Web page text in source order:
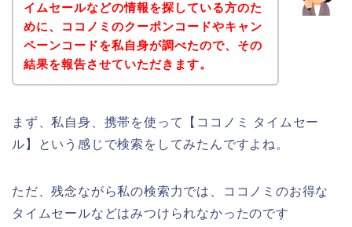
イムセールなどの情報を探している方のた
めに、ココノミのクーポンコードやキャン
ペーンコードを私自身が調べたので、その
結果を報告させていただきます。
まず、私自身、携帯を使って【ココノミ タイムセー
ル】という感じで検索をしてみたんですよね。
ただ、残念ながら私の検索力では、ココノミのお得な
タイムセールなどはみつけられなかったのです